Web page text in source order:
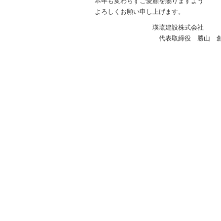
よろしくお願い申し上げます。
瑛琉建設株式会社
代表取締役 勝山